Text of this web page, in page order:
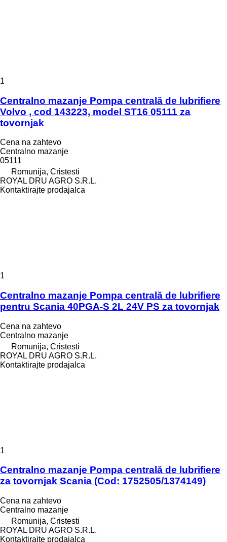
1
Centralno mazanje Pompa centrală de lubrifiere
Volvo , cod 143223, model ST16 05111 za
tovornjak
Cena na zahtevo
Centralno mazanje
05111
Romunija, Cristesti
ROYAL DRU AGRO S.R.L.
Kontaktirajte prodajalca
1
Centralno mazanje Pompa centrală de lubrifiere
pentru Scania 40PGA-S 2L 24V PS za tovornjak
Cena na zahtevo
Centralno mazanje
Romunija, Cristesti
ROYAL DRU AGRO S.R.L.
Kontaktirajte prodajalca
1
Centralno mazanje Pompa centrală de lubrifiere
za tovornjak Scania (Cod: 1752505/1374149)
Cena na zahtevo
Centralno mazanje
Romunija, Cristesti
ROYAL DRU AGRO S.R.L.
Kontaktirajte prodajalca